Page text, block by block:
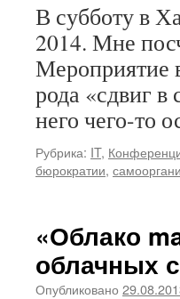
В субботу в
2014. Мне
Мероприятие
рода «сдвиг в
него чего-то
Рубрика: IT,
бюрократии,
«Облако
облачных
Опубликовано